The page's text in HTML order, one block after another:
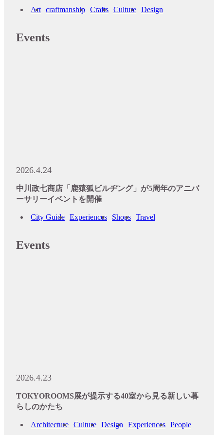
Art craftmanship Crafts Culture Design
Events
2026.4.24
中川政七商店「鹿猿狐ビルヂング」が5周年のアニバ
ーサリーイベントを開催
City Guide Experiences Shops Travel
Events
2026.4.23
TOKYOROOMS展が提示する40室から見る新しい暮
らしのかたち
Architecture Culture Design Experiences People